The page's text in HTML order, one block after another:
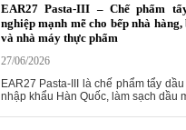
EAR27 Pasta-III – Chế phẩm
nghiệp mạnh mẽ cho bếp nhà hàng,
và nhà máy thực phẩm
27/06/2026
EAR27 Pasta-III là chế phẩm tẩy
nhập khẩu Hàn Quốc, làm sạch dầu